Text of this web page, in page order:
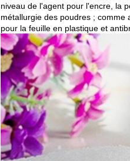
niveau de l'agent pour l'encre, la
métallurgie des poudres ; comme
pour la feuille en plastique et